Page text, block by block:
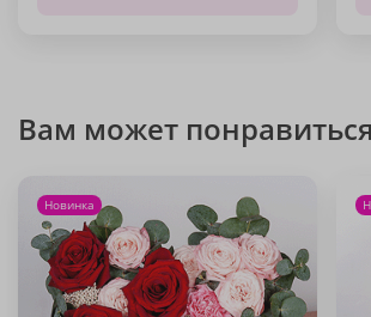
Вам может понравиться
Новинка